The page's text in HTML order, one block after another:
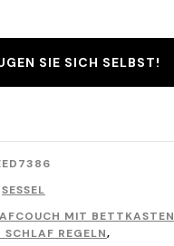
SIE SICH SELBST!
SESSEL
MIT BETTKASTEN
REGELN,